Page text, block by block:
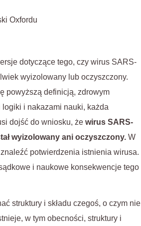
Oxfordu
dotyczące tego, czy wirus SARS-
wyizolowany lub oczyszczony.
powyższą definicją, zdrowym
i nakazami nauki, każda
dojść do wniosku, że wirus SARS-
wyizolowany ani oczyszczony. W
potwierdzenia istnienia wirusa.
i naukowe konsekwencje tego
struktury i składu czegoś, o czym nie
w tym obecności, struktury i